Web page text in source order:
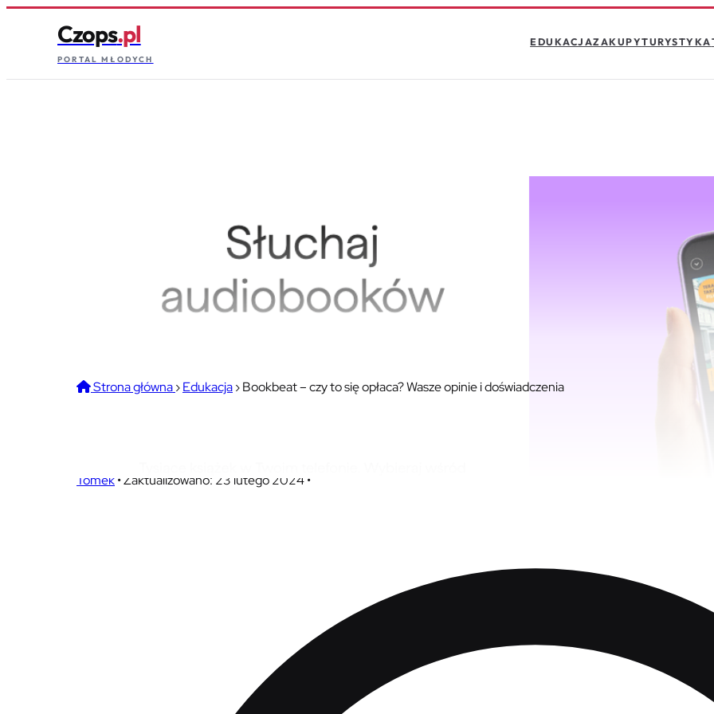
Czops.pl
PORTAL MŁODYCH
EDUKACJAZAKUPYTURYSTYKA
Strona główna›Edukacja›Bookbeat – czy to się opłaca? Wasze opinie i doświadczenia
Tomek•Zaktualizowano: 23 lutego 2024•